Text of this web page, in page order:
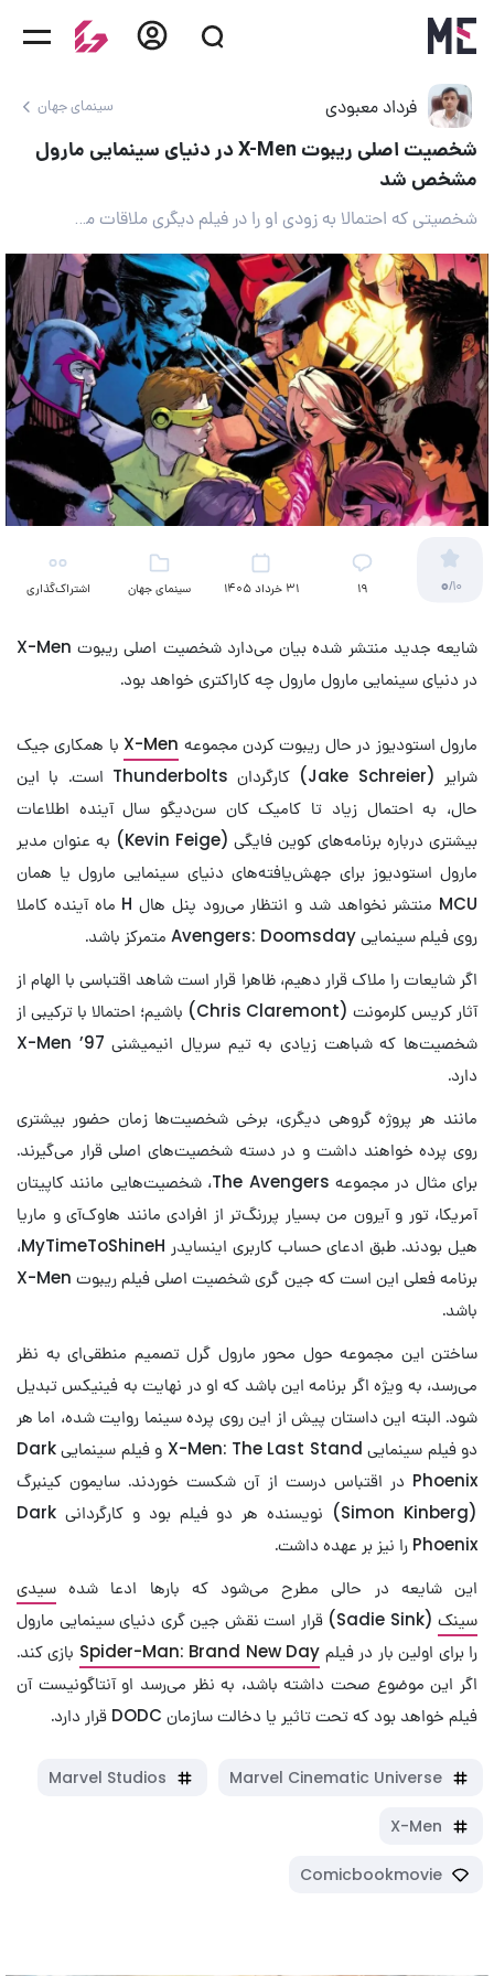
فرداد معبودی سینمای جهان
شخصیت اصلی ریبوت X-Men در دنیای سینمایی مارول
مشخص شد
شخصیتی که احتمالا به زودی او را در فیلم دیگری ملاقات می‌کنیم!
0/10
19 31 خرداد 1405 سینمای جهان اشتراک‌گذاری
شایعه جدید منتشر شده بیان می‌دارد شخصیت اصلی ریبوت X-Men
در دنیای سینمایی مارول مارول چه کاراکتری خواهد بود.
مارول استودیوز در حال ریبوت کردن مجموعه X-Men با همکاری جیک
شرایر (Jake Schreier) کارگردان Thunderbolts است. با این
حال، به احتمال زیاد تا کامیک کان سن‌دیگو سال آینده اطلاعات
بیشتری درباره برنامه‌های کوین فایگی (Kevin Feige) به عنوان مدیر
مارول استودیوز برای جهش‌یافته‌های دنیای سینمایی مارول یا همان
MCU منتشر نخواهد شد و انتظار می‌رود پنل هال H ماه آینده کاملا
روی فیلم سینمایی Avengers: Doomsday متمرکز باشد.
اگر شایعات را ملاک قرار دهیم، ظاهرا قرار است شاهد اقتباسی با الهام از
آثار کریس کلرمونت (Chris Claremont) باشیم؛ احتمالا با ترکیبی از
شخصیت‌ها که شباهت زیادی به تیم سریال انیمیشنی X-Men ’97
دارد.
مانند هر پروژه گروهی دیگری، برخی شخصیت‌ها زمان حضور بیشتری
روی پرده خواهند داشت و در دسته شخصیت‌های اصلی قرار می‌گیرند.
برای مثال در مجموعه The Avengers، شخصیت‌هایی مانند کاپیتان
آمریکا، تور و آیرون من بسیار پررنگ‌تر از افرادی مانند هاوک‌آی و ماریا
هیل بودند. طبق ادعای حساب کاربری اینسایدر MyTimeToShineH،
برنامه فعلی این است که جین گری شخصیت اصلی فیلم ریبوت X-Men
باشد.
ساختن این مجموعه حول محور مارول گرل تصمیم منطقی‌ای به نظر
می‌رسد، به‌ ویژه اگر برنامه این باشد که او در نهایت به فینیکس تبدیل
شود. البته این داستان پیش از این روی پرده سینما روایت شده، اما هر
دو فیلم سینمایی X-Men: The Last Stand و فیلم سینمایی Dark
Phoenix در اقتباس درست از آن شکست خوردند. سایمون کینبرگ
(Simon Kinberg) نویسنده هر دو فیلم بود و کارگردانی Dark
Phoenix را نیز بر عهده داشت.
این شایعه در حالی مطرح می‌شود که بارها ادعا شده سیدی
سینک
(Sadie Sink) قرار است نقش جین گری دنیای سینمایی مارول
را برای اولین بار در فیلم Spider-Man: Brand New Day بازی کند.
اگر این موضوع صحت داشته باشد، به نظر می‌رسد او آنتاگونیست آن
فیلم خواهد بود که تحت تاثیر یا دخالت سازمان DODC قرار دارد.
Marvel Cinematic Universe
Marvel Studios
X-Men
Comicbookmovie